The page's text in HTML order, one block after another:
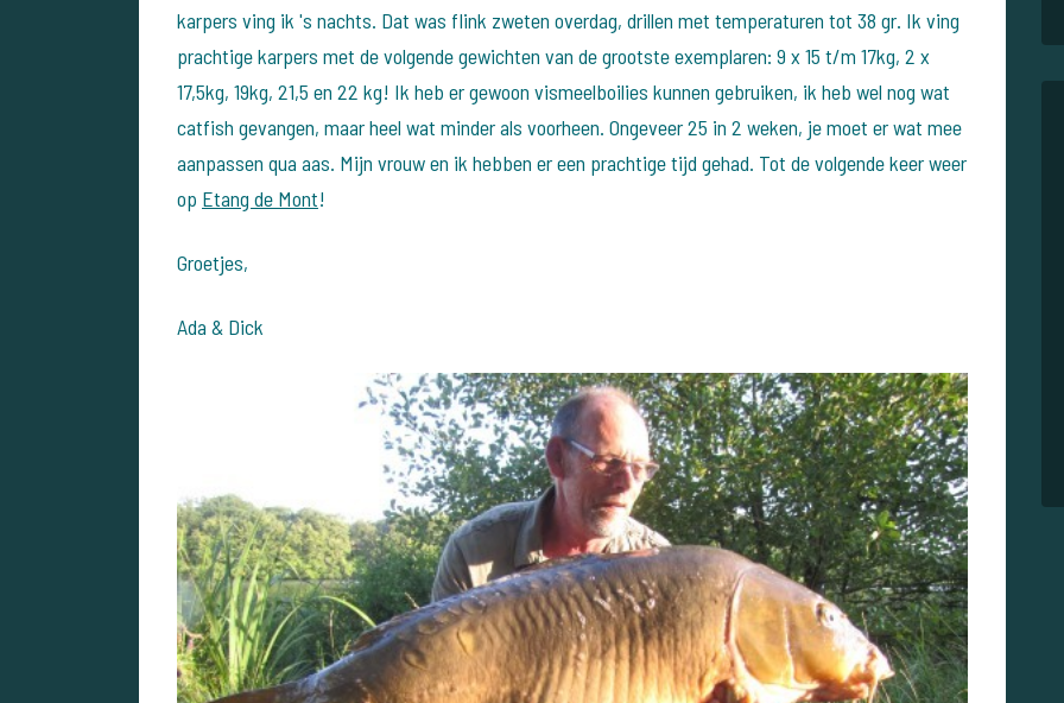
karpers ving ik 's nachts. Dat was flink zweten overdag, drillen met temperaturen tot 38 gr. Ik ving
prachtige karpers met de volgende gewichten van de grootste exemplaren: 9 x 15 t/m 17kg, 2 x
17,5kg, 19kg, 21,5 en 22 kg! Ik heb er gewoon vismeelboilies kunnen gebruiken, ik heb wel nog wat
catfish gevangen, maar heel wat minder als voorheen. Ongeveer 25 in 2 weken, je moet er wat mee
aanpassen qua aas. Mijn vrouw en ik hebben er een prachtige tijd gehad. Tot de volgende keer weer
op Etang de Mont!
Groetjes,
Ada & Dick